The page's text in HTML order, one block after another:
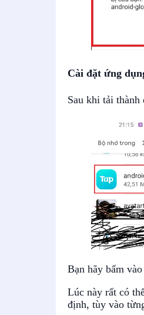
Cài đặt ứng
Sau khi tải thành
Bạn hãy bấm
Lúc này rất có
định, tùy vào